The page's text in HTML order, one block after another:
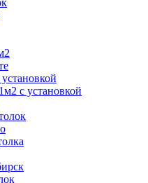
с установкой